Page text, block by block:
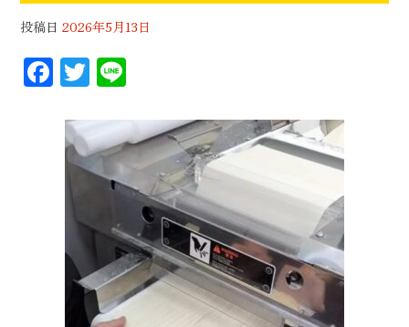
投稿日 2026年5月13日
F
ac
eb
oo
T
wi
tt
er
e